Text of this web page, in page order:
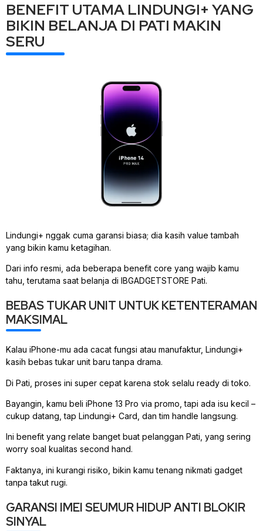
BENEFIT UTAMA LINDUNGI+ YANG
BIKIN BELANJA DI PATI MAKIN
SERU
Lindungi+ nggak cuma garansi biasa; dia kasih value tambah
yang bikin kamu ketagihan.
Dari info resmi, ada beberapa benefit core yang wajib kamu
tahu, terutama saat belanja di IBGADGETSTORE Pati.
BEBAS TUKAR UNIT UNTUK KETENTERAMAN
MAKSIMAL
Kalau iPhone-mu ada cacat fungsi atau manufaktur, Lindungi+
kasih bebas tukar unit baru tanpa drama.
Di Pati, proses ini super cepat karena stok selalu ready di toko.
Bayangin, kamu beli iPhone 13 Pro via promo, tapi ada isu kecil –
cukup datang, tap Lindungi+ Card, dan tim handle langsung.
Ini benefit yang relate banget buat pelanggan Pati, yang sering
worry soal kualitas second hand.
Faktanya, ini kurangi risiko, bikin kamu tenang nikmati gadget
tanpa takut rugi.
GARANSI IMEI SEUMUR HIDUP ANTI BLOKIR
SINYAL